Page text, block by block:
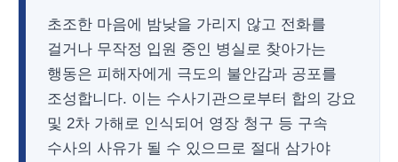
초조한 마음에 밤낮을 가리지 않고 전화를
걸거나 무작정 입원 중인 병실로 찾아가는
행동은 피해자에게 극도의 불안감과 공포를
조성합니다. 이는 수사기관으로부터 합의 강요
및 2차 가해로 인식되어 영장 청구 등 구속
수사의 사유가 될 수 있으므로 절대 삼가야